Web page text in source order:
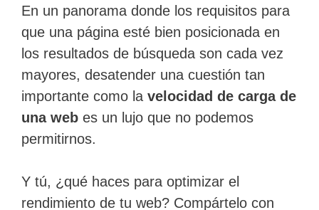
En un panorama donde los requisitos para
que una página esté bien posicionada en
los resultados de búsqueda son cada vez
mayores, desatender una cuestión tan
importante como la velocidad de carga de
una web es un lujo que no podemos
permitirnos.
Y tú, ¿qué haces para optimizar el
rendimiento de tu web? Compártelo con